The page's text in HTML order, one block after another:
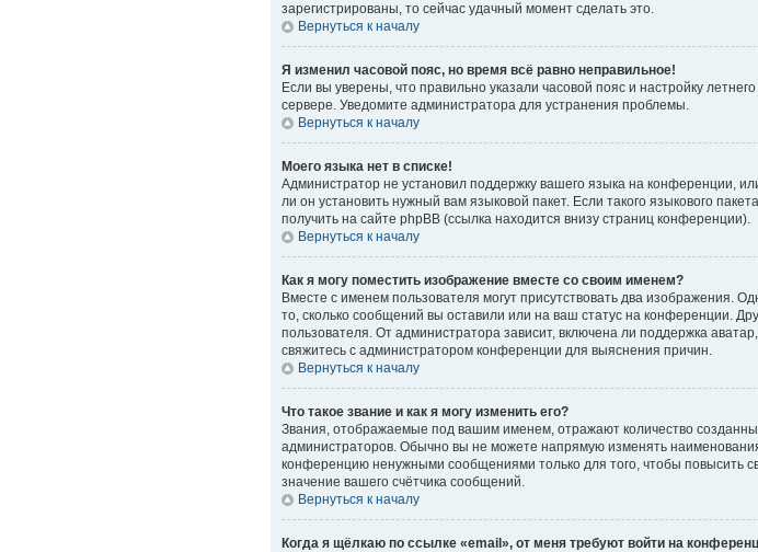
зарегистрированы, то сейчас удачный момент сделать это.
Вернуться к началу
Я изменил часовой пояс, но время всё равно неправильное!
Если вы уверены, что правильно указали часовой пояс и настройку
сервере. Уведомите администратора для устранения проблемы.
Вернуться к началу
Моего языка нет в списке!
Администратор не установил поддержку вашего языка на конференции,
ли он установить нужный вам языковой пакет. Если такого языкового
получить на сайте phpBB (ссылка находится внизу страниц конференции).
Вернуться к началу
Как я могу поместить изображение вместе со своим именем?
Вместе с именем пользователя могут присутствовать два изображения.
то, сколько сообщений вы оставили или на ваш статус на конференции.
пользователя. От администратора зависит, включена ли поддержка
свяжитесь с администратором конференции для выяснения причин.
Вернуться к началу
Что такое звание и как я могу изменить его?
Звания, отображаемые под вашим именем, отражают количество
администраторов. Обычно вы не можете напрямую изменять
конференцию ненужными сообщениями только для того, чтобы повысить
значение вашего счётчика сообщений.
Вернуться к началу
Когда я щёлкаю по ссылке «email», от меня требуют войти на